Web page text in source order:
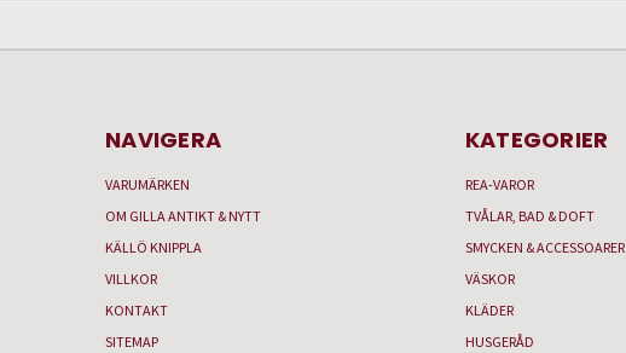
NAVIGERA
VARUMÄRKEN
OM GILLA ANTIKT & NYTT
KÄLLÖ KNIPPLA
VILLKOR
KONTAKT
SITEMAP
KATEGORIER
REA-VAROR
TVÅLAR, BAD & DOFT
SMYCKEN & ACCESSOARER
VÄSKOR
KLÄDER
HUSGERÅD